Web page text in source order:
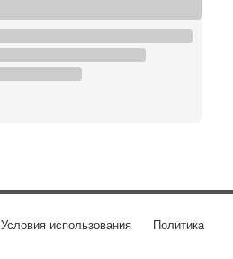
Условия использования
Политика